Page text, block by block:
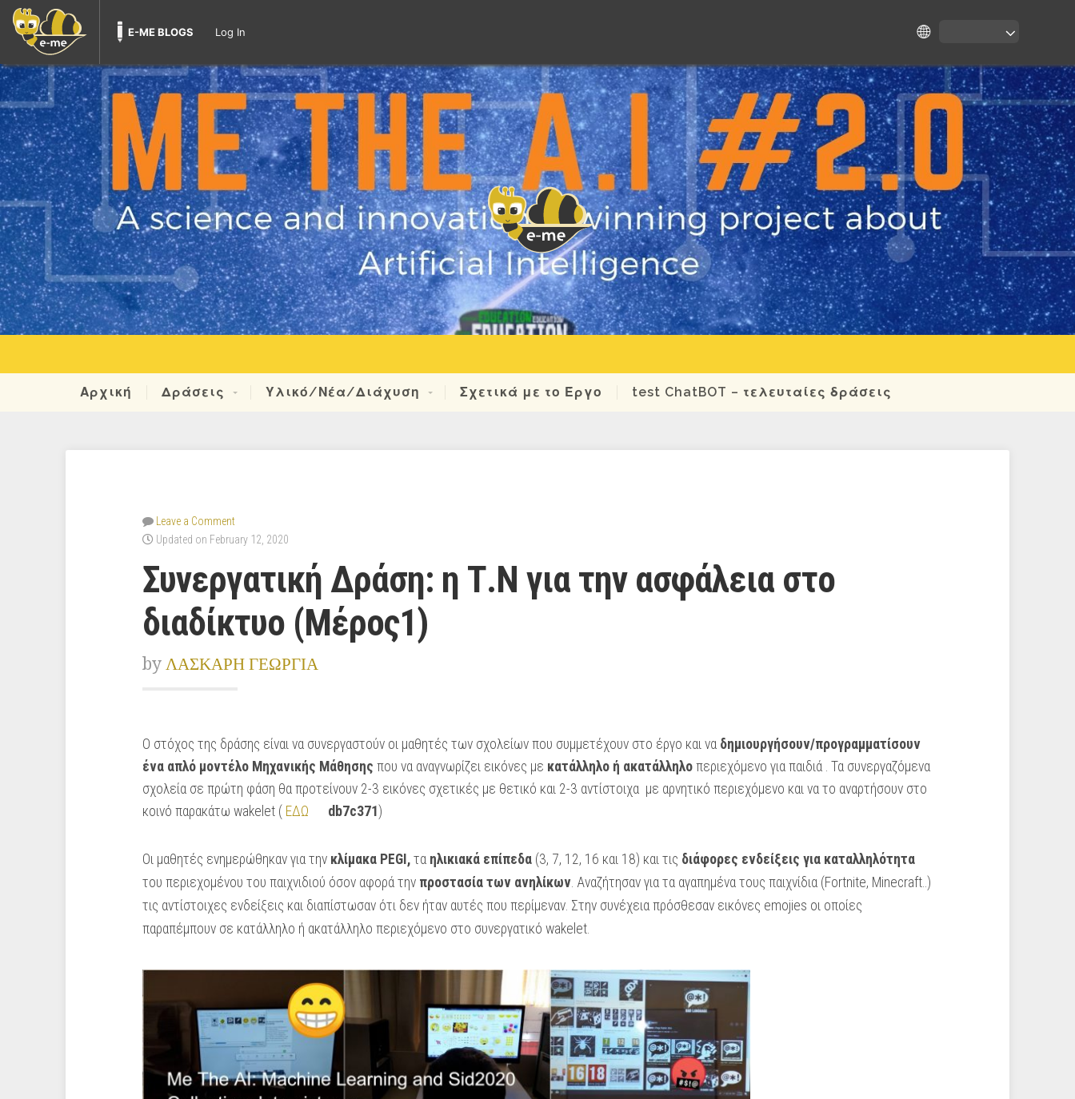
E-ME BLOGS Log In
Αρχική Δράσεις Υλικό/Νέα/Διάχυση Σχετικά με το Έργο test ChatBOT – τελευταίες δράσεις
Leave a Comment
Updated on February 12, 2020
Συνεργατική Δράση: η Τ.Ν για την ασφάλεια στο
διαδίκτυο (Μέρος1)
by ΛΑΣΚΑΡΗ ΓΕΩΡΓΙΑ
Ο στόχος της δράσης είναι να συνεργαστούν οι μαθητές των σχολείων που συμμετέχουν στο έργο και να δημιουργήσουν/προγραμματίσουν
ένα απλό μοντέλο Μηχανικής Μάθησης που να αναγνωρίζει εικόνες με κατάλληλο ή ακατάλληλο περιεχόμενο για παιδιά . Τα συνεργαζόμενα
σχολεία σε πρώτη φάση θα προτείνουν 2-3 εικόνες σχετικές με θετικό και 2-3 αντίστοιχα με αρνητικό περιεχόμενο και να το αναρτήσουν στο
κοινό παρακάτω wakelet ( ΕΔΩ db7c371)
Οι μαθητές ενημερώθηκαν για την κλίμακα PEGI, τα ηλικιακά επίπεδα (3, 7, 12, 16 και 18) και τις διάφορες ενδείξεις για καταλληλότητα
του περιεχομένου του παιχνιδιού όσον αφορά την προστασία των ανηλίκων . Αναζήτησαν για τα αγαπημένα τους παιχνίδια (Fortnite, Minecraft..)
τις αντίστοιχες ενδείξεις και διαπίστωσαν ότι δεν ήταν αυτές που περίμεναν. Στην συνέχεια πρόσθεσαν εικόνες emojies οι οποίες
παραπέμπουν σε κατάλληλο ή ακατάλληλο περιεχόμενο στο συνεργατικό wakelet.